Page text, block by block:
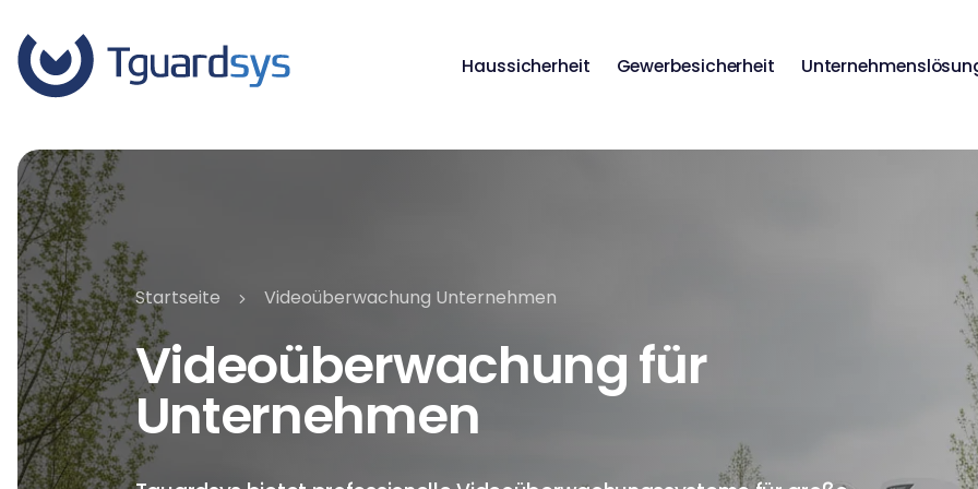
Haussicherheit Gewerbesicherheit
Startseite Videoüberwachung Unternehmen
Videoüberwachung für
Unternehmen